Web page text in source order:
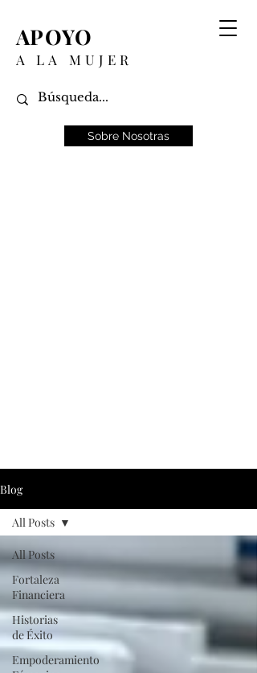
APOYO
A LA MUJER
Sobre Nosotras
Blog
All Posts
Fortaleza
Financiera
Historias
de Éxito
Empoderamiento
All Posts